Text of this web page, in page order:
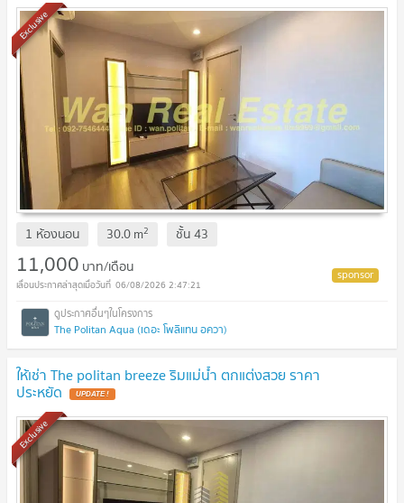
Exclusive
1 ห้องนอน 30.0m2 ชั้น43
11,000 บาท/เดือน
06/08/2026 2:47:21
The Politan Aqua (เดอะ โพลิแทน อควา)
ให้เช่า The politan breeze ริมแม่น้ำ ตกแต่งสวย ราคา
ประหยัด
Exclusive